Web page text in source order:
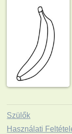
Szülők
Használati